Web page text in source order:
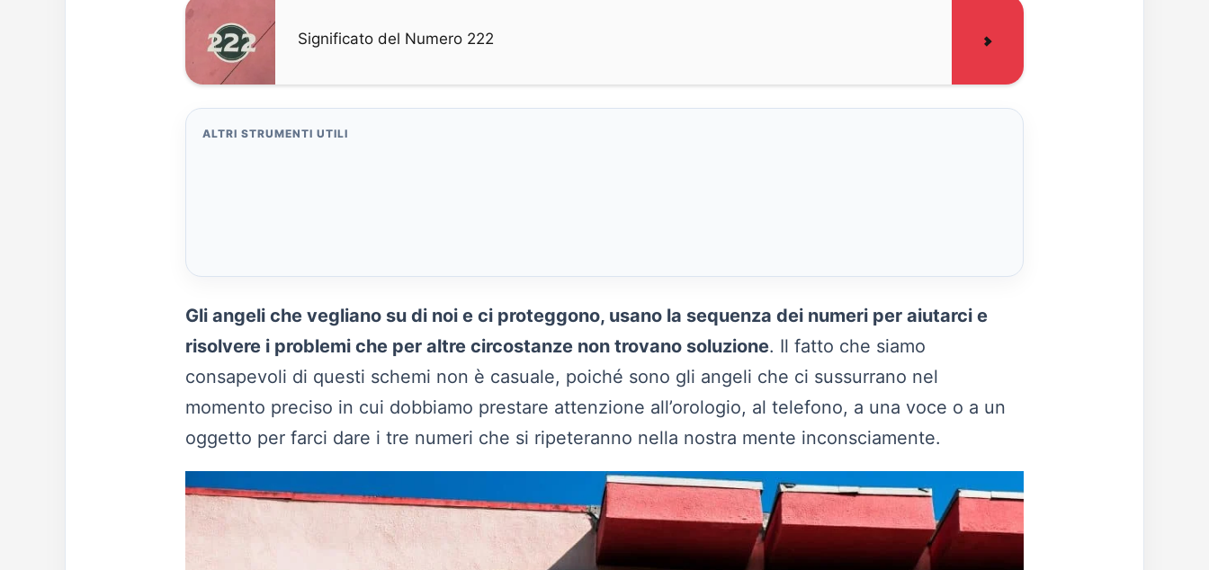
Significato del Numero 222
ALTRI STRUMENTI UTILI
Gli angeli che vegliano su di noi e ci proteggono, usano la sequenza dei numeri per aiutarci e
risolvere i problemi che per altre circostanze non trovano soluzione. Il fatto che siamo
consapevoli di questi schemi non è casuale, poiché sono gli angeli che ci sussurrano nel
momento preciso in cui dobbiamo prestare attenzione all’orologio, al telefono, a una voce o a un
oggetto per farci dare i tre numeri che si ripeteranno nella nostra mente inconsciamente.